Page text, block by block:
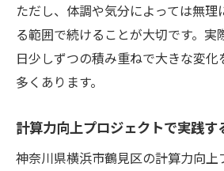
ただし、体調や気分によっては無理
る範囲で続けることが大切です。実
日少しずつの積み重ねで大きな変
多くあります。
計算力向上プロジェクトで実践す
神奈川県横浜市鶴見区の計算力向上